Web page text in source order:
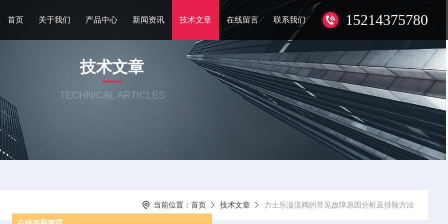
15214375780
首页 关于我们 产品中心 新闻资讯 技术文章 在线留言 联系我们
技术文章
TECHNICAL ARTICLES
当前位置： 首页 技术文章 力士乐溢流阀的常见故障原因分析及排除方法